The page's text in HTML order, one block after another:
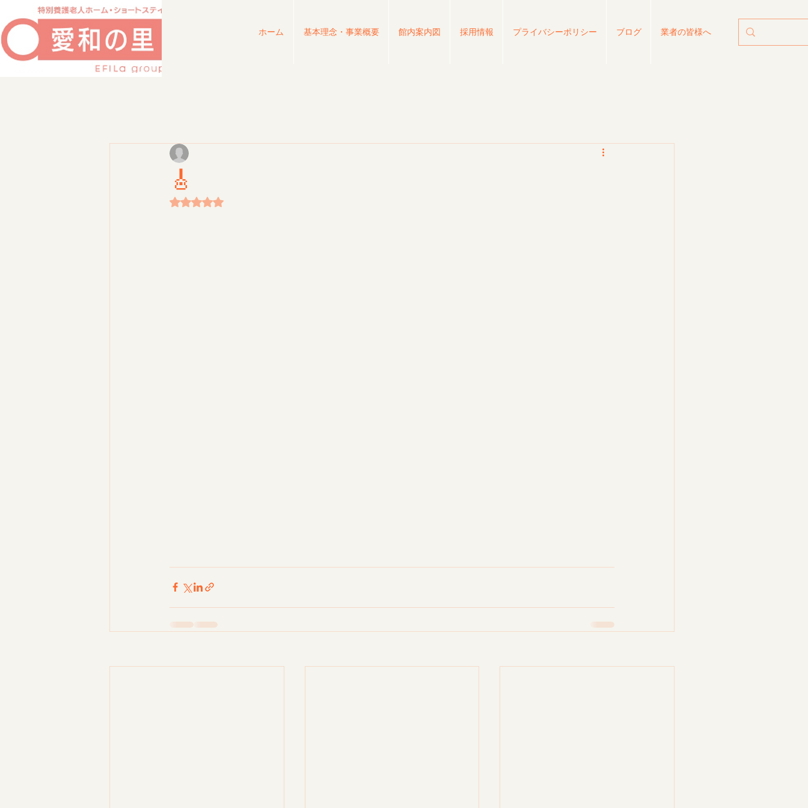
ホーム 基本理念・事業概要 館内案内図 採用情報 プライバシーポリシー ブログ 業者の皆様へ
ギタリナ🎸